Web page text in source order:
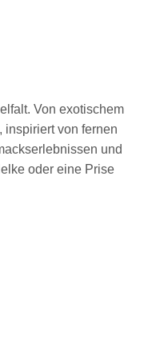
Von exotischem
inspiriert von fernen
und
oder eine Prise